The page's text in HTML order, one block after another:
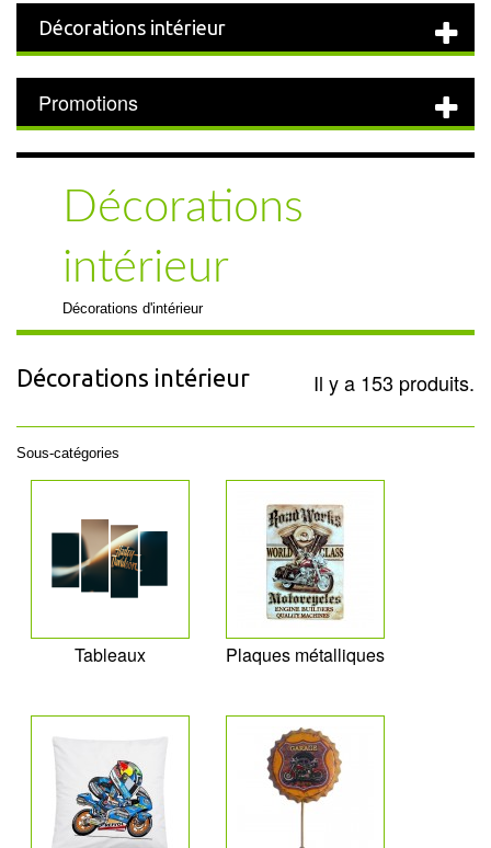
Décorations intérieur
Promotions
Décorations
intérieur
Décorations d'intérieur
Décorations intérieur Il y a 153 produits.
Sous-catégories
Tableaux Plaques métalliques